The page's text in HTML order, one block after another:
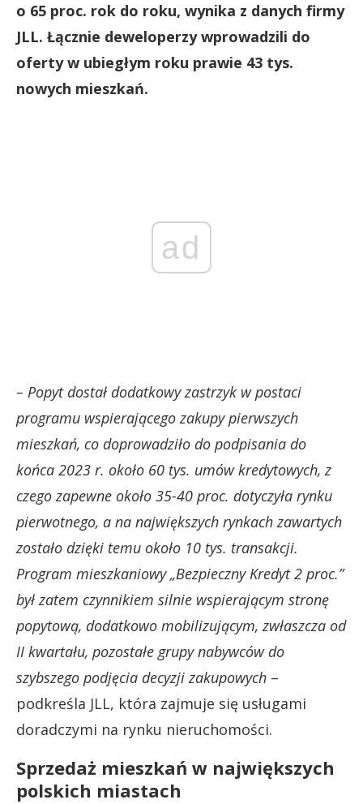
o 65 proc. rok do roku, wynika z danych firmy
JLL. Łącznie deweloperzy wprowadzili do
oferty w ubiegłym roku prawie 43 tys.
nowych mieszkań.
ad
– Popyt dostał dodatkowy zastrzyk w postaci
programu wspierającego zakupy pierwszych
mieszkań, co doprowadziło do podpisania do
końca 2023 r. około 60 tys. umów kredytowych, z
czego zapewne około 35-40 proc. dotyczyła rynku
pierwotnego, a na największych rynkach zawartych
zostało dzięki temu około 10 tys. transakcji.
Program mieszkaniowy „Bezpieczny Kredyt 2 proc.”
był zatem czynnikiem silnie wspierającym stronę
popytową, dodatkowo mobilizującym, zwłaszcza od
II kwartału, pozostałe grupy nabywców do
szybszego podjęcia decyzji zakupowych –
podkreśla JLL, która zajmuje się usługami
doradczymi na rynku nieruchomości.
Sprzedaż mieszkań w największych
polskich miastach